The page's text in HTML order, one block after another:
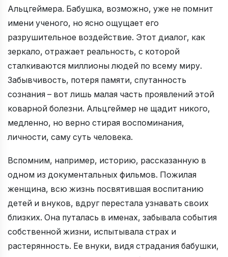
Альцгеймера. Бабушка, возможно, уже не помнит
имени ученого, но ясно ощущает его
разрушительное воздействие. Этот диалог, как
зеркало, отражает реальность, с которой
сталкиваются миллионы людей по всему миру.
Забывчивость, потеря памяти, спутанность
сознания – вот лишь малая часть проявлений этой
коварной болезни. Альцгеймер не щадит никого,
медленно, но верно стирая воспоминания,
личности, саму суть человека.
Вспомним, например, историю, рассказанную в
одном из документальных фильмов. Пожилая
женщина, всю жизнь посвятившая воспитанию
детей и внуков, вдруг перестала узнавать своих
близких. Она путалась в именах, забывала события
собственной жизни, испытывала страх и
растерянность. Ее внуки, видя страдания бабушки,